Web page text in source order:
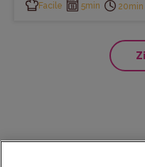
Facile 5min 20min